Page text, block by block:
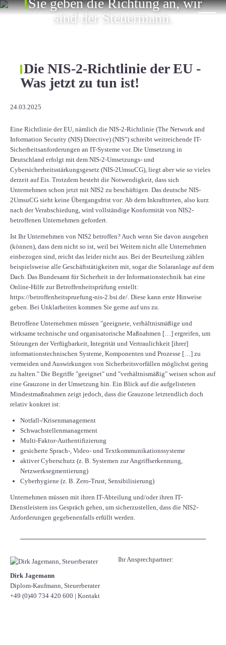
Sie geben die Richtung an, wir
sind der Steuermann.
Die NIS-2-Richtlinie der EU -
Was jetzt zu tun ist!
24.03.2025
Eine Richtlinie der EU, nämlich die NIS-2-Richtlinie (The Network and
Information Security (NIS) Directive) (NIS") schreibt weitreichende IT-
Sicherheitsanforderungen an IT-Systeme vor. Die Umsetzung in
Deutschland erfolgt mit dem NIS-2-Umsetzungs- und
Cybersicherheitsstärkungsgesetz (NIS-2UmsuCG), liegt aber wie so vieles
derzeit auf Eis. Trotzdem besteht die Notwendigkeit, dass sich
Unternehmen schon jetzt mit NIS2 zu beschäftigen. Das deutsche NIS-
2UmsuCG sieht keine Übergangsfrist vor: Ab dem Inkrafttreten, also kurz
nach der Verabschiedung, wird vollständige Konformität von NIS2-
betroffenen Unternehmen gefordert.
Ist Ihr Unternehmen von NIS2 betroffen? Auch wenn Sie davon ausgehen
(können), dass dem nicht so ist, weil bei Weitem nicht alle Unternehmen
einbezogen sind, reicht das leider nicht aus. Bei der Beurteilung zählen
beispielsweise alle Geschäftstätigkeiten mit, sogar die Solaranlage auf dem
Dach. Das Bundesamt für Sicherheit in der Informationstechnik hat eine
Online-Hilfe zur Betroffenheitsprüfung erstellt:
https://betroffenheitspruefung-nis-2.bsi.de/. Diese kann erste Hinweise
geben. Bei Unklarheiten kommen Sie gerne auf uns zu.
Betroffene Unternehmen müssen "geeignete, verhältnismäßige und
wirksame technische und organisatorische Maßnahmen […] ergreifen, um
Störungen der Verfügbarkeit, Integrität und Vertraulichkeit [ihrer]
informationstechnischen Systeme, Komponenten und Prozesse […] zu
vermeiden und Auswirkungen von Sicherheitsvorfällen möglichst gering
zu halten." Die Begriffe "geeignet" und "verhältnismäßig" weisen schon auf
eine Grauzone in der Umsetzung hin. Ein Blick auf die aufgelisteten
Mindestmaßnahmen zeigt jedoch, dass die Grauzone letztendlich doch
relativ konkret ist:
Notfall-/Krisenmanagement
Schwachstellenmanagement
Multi-Faktor-Authentifizierung
gesicherte Sprach-, Video- und Textkommunikationssysteme
aktiver Cyberschutz (z. B. Systemen zur Angriffserkennung,
Netzwerksegmentierung)
Cyberhygiene (z. B. Zero-Trust, Sensibilisierung)
Unternehmen müssen mit ihren IT-Abteilung und/oder ihren IT-
Dienstleistern ins Gespräch gehen, um sicherzustellen, dass die NIS2-
Anforderungen gegebenenfalls erfüllt werden.
Ihr Ansprechpartner:
Dirk Jagemann
Diplom-Kaufmann, Steuerberater
+49 (0)40 734 420 600 | Kontakt
ÜBER UNS
KONTAKT